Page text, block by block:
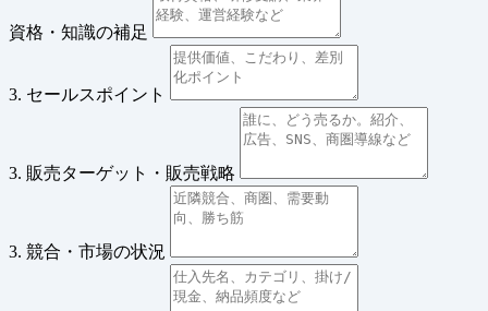
資格・知識の補足
3. セールスポイント
3. 販売ターゲット・販売戦略
3. 競合・市場の状況